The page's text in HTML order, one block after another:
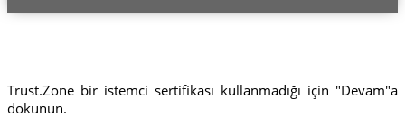
Trust.Zone bir istemci sertifikası kullanmadığı için "Devam"a
dokunun.